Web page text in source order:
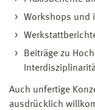
Workshops und
Beiträge zu
Auch unfertige
ausdrücklich